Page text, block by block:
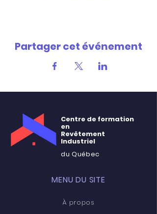
Partager cet événement
Centre de formation
en
Revêtement
Industriel
du Québec
MENU DU SITE
À propos